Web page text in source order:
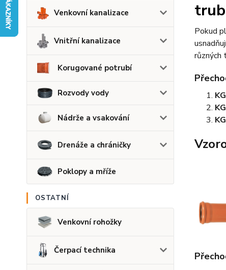
Venkovní kanalizace
Vnitřní kanalizace
Korugované potrubí
Rozvody vody
Nádrže a vsakování
Drenáže a chráničky
Poklopy a mříže
OSTATNÍ
Venkovní rohožky
Čerpací technika
Pokud
různých